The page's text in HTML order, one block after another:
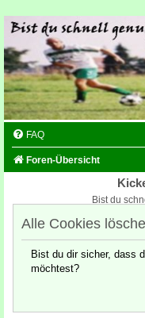
FAQ
Foren-Übersicht
Bist du
Alle Cookies
Bist du dir sicher, dass
möchtest?